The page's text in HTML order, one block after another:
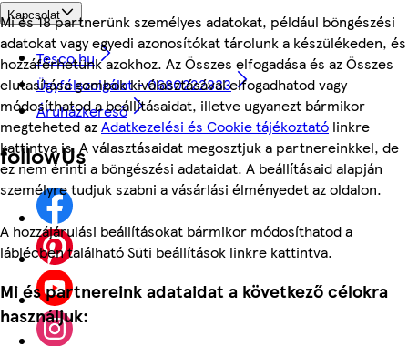
Mi és 18 partnerünk személyes adatokat, például böngészési
adatokat vagy egyedi azonosítókat tárolunk a készülékeden, és
hozzáférhetünk azokhoz. Az Összes elfogadása és az Összes
elutasítása gombok kiválasztásával elfogadhatod vagy
módosíthatod a beállításaidat, illetve ugyanezt bármikor
megteheted azAdatkezelési és Cookie tájékoztató linkre
kattintva is. A választásaidat megosztjuk a partnereinkkel, de
ez nem érinti a böngészési adataidat. A beállításaid alapján
személyre tudjuk szabni a vásárlási élményedet az oldalon.
A hozzájárulási beállításokat bármikor módosíthatod a
láblécben található Süti beállítások linkre kattintva.
Mi és partnereink adataidat a következő célokra
használjuk:
Kapcsolat
Tesco.hu
Ügyfélszolgálat - 0680222333
Áruházkereső
followUs